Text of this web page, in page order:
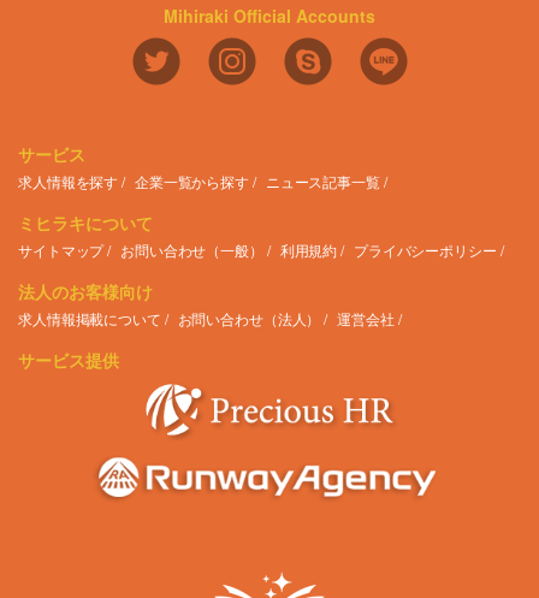
Mihiraki Official Accounts
サービス
求人情報を探す 企業一覧から探す ニュース記事一覧
ミヒラキについて
サイトマップ お問い合わせ（一般） 利用規約 プライバシーポリシー
法人のお客様向け
求人情報掲載について お問い合わせ（法人） 運営会社
サービス提供